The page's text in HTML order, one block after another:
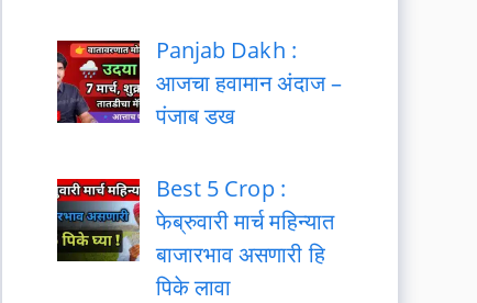
Panjab Dakh :
आजचा हवामान अंदाज –
पंजाब डख
Best 5 Crop :
फेब्रुवारी मार्च महिन्यात
बाजारभाव असणारी हि
पिके लावा